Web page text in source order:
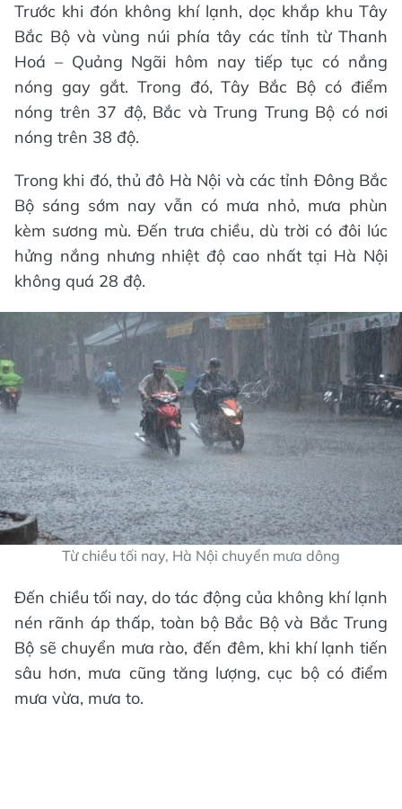
Trước khi đón không khí lạnh, dọc khắp khu Tây
Bắc Bộ và vùng núi phía tây các tỉnh từ Thanh
Hoá – Quảng Ngãi hôm nay tiếp tục có nắng
nóng gay gắt. Trong đó, Tây Bắc Bộ có điểm
nóng trên 37 độ, Bắc và Trung Trung Bộ có nơi
nóng trên 38 độ.
Trong khi đó, thủ đô Hà Nội và các tỉnh Đông Bắc
Bộ sáng sớm nay vẫn có mưa nhỏ, mưa phùn
kèm sương mù. Đến trưa chiều, dù trời có đôi lúc
hửng nắng nhưng nhiệt độ cao nhất tại Hà Nội
không quá 28 độ.
Từ chiều tối nay, Hà Nội chuyển mưa dông
Đến chiều tối nay, do tác động của không khí lạnh
nén rãnh áp thấp, toàn bộ Bắc Bộ và Bắc Trung
Bộ sẽ chuyển mưa rào, đến đêm, khi khí lạnh tiến
sâu hơn, mưa cũng tăng lượng, cục bộ có điểm
mưa vừa, mưa to.